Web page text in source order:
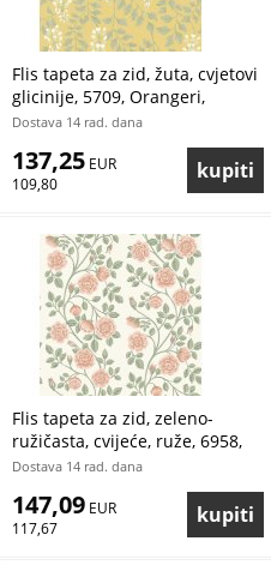
Flis tapeta za zid, žuta, cvjetovi
glicinije, 5709, Orangeri,
Borastapeter | Ljepilo Gratis
Dostava 14 rad. dana
137,25 EUR
109,80
Flis tapeta za zid, zeleno-
ružičasta, cvijeće, ruže, 6958,
Osterlen, Borastapeter |
Dostava 14 rad. dana
147,09 EUR
117,67